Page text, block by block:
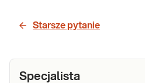
nowotworu wydzielającego insulinę
Starsze pytanie
Specjalista